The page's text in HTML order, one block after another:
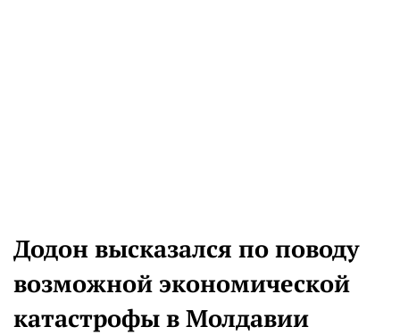
Додон высказался по поводу
возможной экономической
катастрофы в Молдавии